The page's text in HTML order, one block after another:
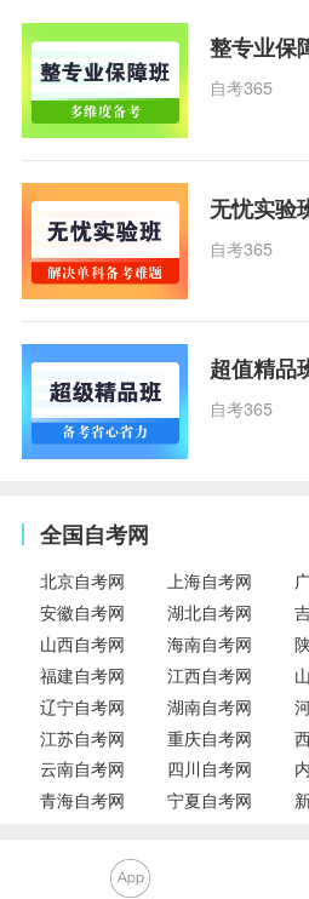
整专业保
自考365
无忧实验
自考365
超值精品
自考365
全国自考网
北京自考网 上海自考网
安徽自考网
湖北自考网
山西自考网
海南自考网
福建自考网
江西自考网
辽宁自考网
湖南自考网
江苏自考网
重庆自考网
云南自考网
四川自考网
青海自考网
宁夏自考网